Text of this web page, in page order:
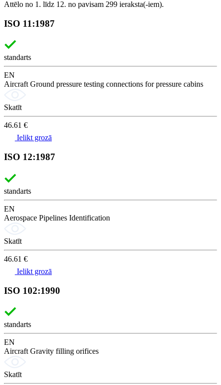
Attēlo no 1. līdz 12. no pavisam 299 ieraksta(-iem).
ISO 11:1987
standarts
EN
Aircraft Ground pressure testing connections for pressure cabins
Skatīt
46.61 €
Ielikt grozā
ISO 12:1987
standarts
EN
Aerospace Pipelines Identification
Skatīt
46.61 €
Ielikt grozā
ISO 102:1990
standarts
EN
Aircraft Gravity filling orifices
Skatīt